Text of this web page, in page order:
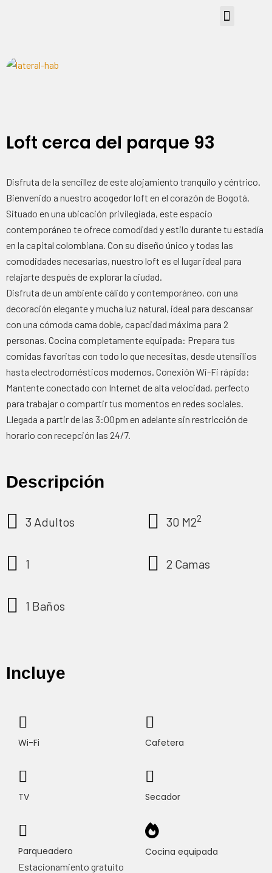
Loft cerca del parque 93
Disfruta de la sencillez de este alojamiento tranquilo y céntrico.
Bienvenido a nuestro acogedor loft en el corazón de Bogotá.
Situado en una ubicación privilegiada, este espacio
contemporáneo te ofrece comodidad y estilo durante tu estadía
en la capital colombiana. Con su diseño único y todas las
comodidades necesarias, nuestro loft es el lugar ideal para
relajarte después de explorar la ciudad.
Disfruta de un ambiente cálido y contemporáneo, con una
decoración elegante y mucha luz natural, ideal para descansar
con una cómoda cama doble, capacidad máxima para 2
personas. Cocina completamente equipada: Prepara tus
comidas favoritas con todo lo que necesitas, desde utensilios
hasta electrodomésticos modernos. Conexión Wi-Fi rápida:
Mantente conectado con Internet de alta velocidad, perfecto
para trabajar o compartir tus momentos en redes sociales.
Llegada a partir de las 3:00pm en adelante sin restricción de
horario con recepción las 24/7.
Descripción
3 Adultos 30 M22
1 2 Camas
1 Baños
Incluye
Wi-Fi Cafetera
TV Secador
Parqueadero
Estacionamiento gratuito
Cocina equipada